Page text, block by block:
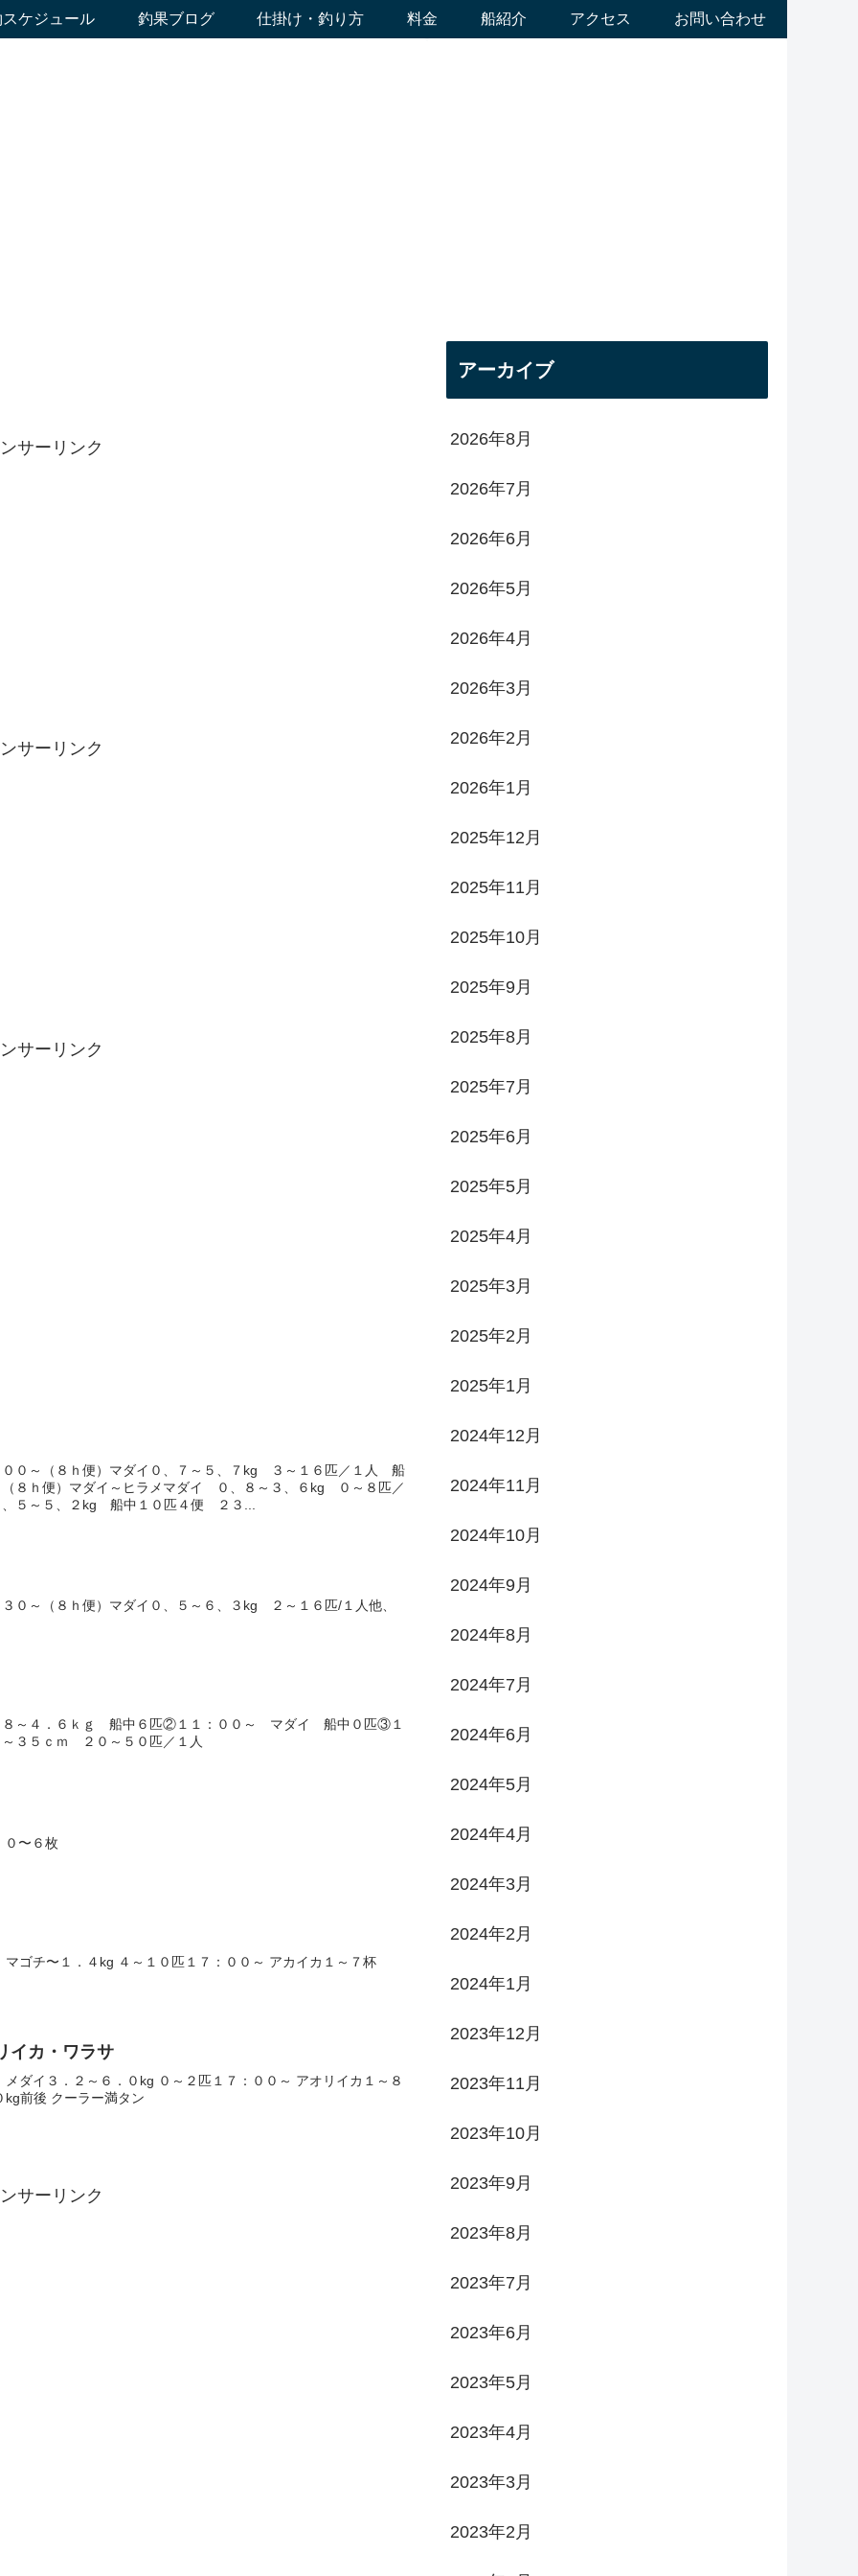
ケジュール 釣果ブログ 仕掛け・釣り方 料金 船紹介 アクセス お問い合わせ
サーリンク
サーリンク
サーリンク
０～（８ｈ便）マダイ０、７～５、７kg ３～１６匹／１人 船
８ｈ便）マダイ～ヒラメマダイ ０、８～３、６kg ０～８匹／
５～５、２kg 船中１０匹４便 ２３...
０～（８ｈ便）マダイ０、５～６、３kg ２～１６匹/１人他、
～４．６ｋｇ 船中６匹②１１：００～ マダイ 船中０匹③１
３５ｃｍ ２０～５０匹／１人
〜６枚
ゴチ〜１．４kg ４～１０匹１７：００～ アカイカ１～７杯
イカ・ワラサ
ダイ３．２～６．０kg ０～２匹１７：００～ アオリイカ１～８
前後 クーラー満タン
サーリンク
アーカイブ
2026年8月
2026年7月
2026年6月
2026年5月
2026年4月
2026年3月
2026年2月
2026年1月
2025年12月
2025年11月
2025年10月
2025年9月
2025年8月
2025年7月
2025年6月
2025年5月
2025年4月
2025年3月
2025年2月
2025年1月
2024年12月
2024年11月
2024年10月
2024年9月
2024年8月
2024年7月
2024年6月
2024年5月
2024年4月
2024年3月
2024年2月
2024年1月
2023年12月
2023年11月
2023年10月
2023年9月
2023年8月
2023年7月
2023年6月
2023年5月
2023年4月
2023年3月
2023年2月